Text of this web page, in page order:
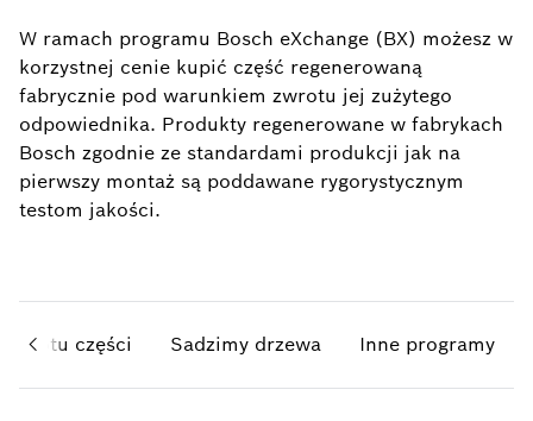
W ramach programu Bosch eXchange (BX) możesz w
korzystnej cenie kupić część regenerowaną
fabrycznie pod warunkiem zwrotu jej zużytego
odpowiednika. Produkty regenerowane w fabrykach
Bosch zgodnie ze standardami produkcji jak na
pierwszy montaż są poddawane rygorystycznym
testom jakości.
części Sadzimy drzewa Inne programy